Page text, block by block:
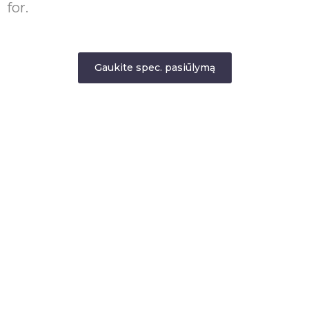
for.
Gaukite spec. pasiūlymą